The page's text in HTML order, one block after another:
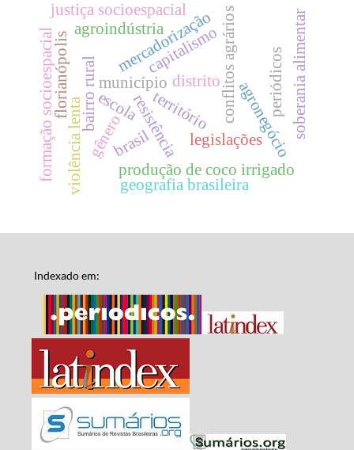
município distrito
bairro ruralescolaresistência
conflitos agráriosagronegócio
mercadorização
capitalismo
violência lenta
agroindústria soberania alimentar
território
gênero
produção de coco irrigado
justiça socioespacial
geografia brasileira
periódicos
formação socioespacial legislações
brasil
florianópolis
Indexado em: